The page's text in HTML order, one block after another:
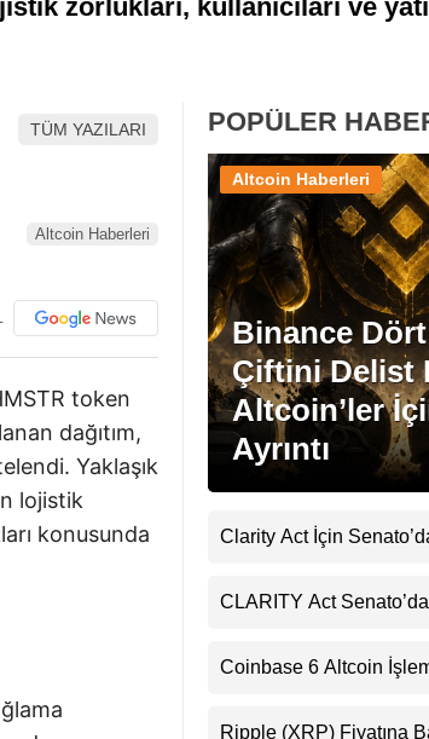
zorlukları, kullanıcıları ve
TÜM YAZILARI
Altcoin Haberleri
token
dağıtım,
Yaklaşık
lojistik
konusunda
POPÜLER
Binance
Çiftini Delist
Altcoin’ler
Ayrıntı
Altcoin Haberleri
Clarity Act İçin
CLARITY Act Senato’da
Coinbase 6 Altcoin
Ripple (XRP) Fiyatına